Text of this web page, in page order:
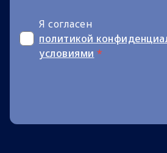
Я согласен
политикой
условиями *